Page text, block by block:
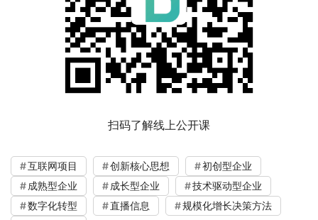
扫码了解线上公开课
互联网项目 创新核心思想
初创型企业
成熟型企业
成长型企业
技术驱动型企业
数字化转型
直播信息
规模化增长决策方法